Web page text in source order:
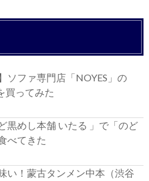
ソファ専門店「NOYES」の
買ってみた
黒めし本舗 いたる 」で「のど
べてきた
い！蒙古タンメン中本（渋谷